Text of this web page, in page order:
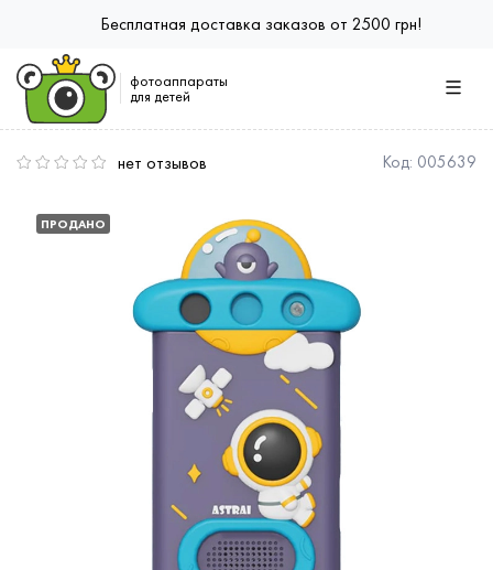
Бесплатная доставка заказов от 2500 грн!
фотоаппараты
для детей
нет отзывов Код: 005639
ПРОДАНО